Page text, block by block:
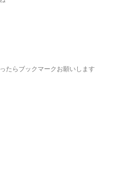
たらブックマークお願いします